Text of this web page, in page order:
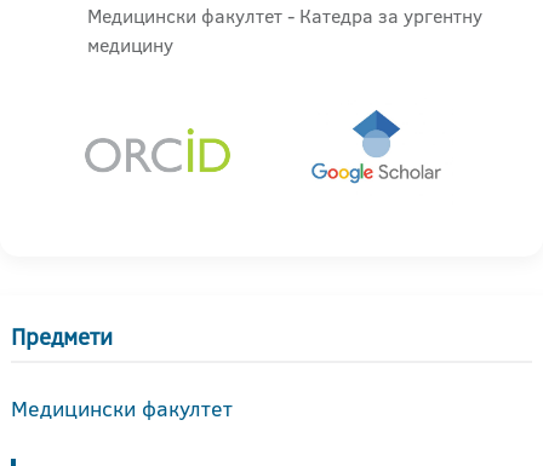
Медицински факултет - Катедра за ургентну
медицину
Предмети
Медицински факултет